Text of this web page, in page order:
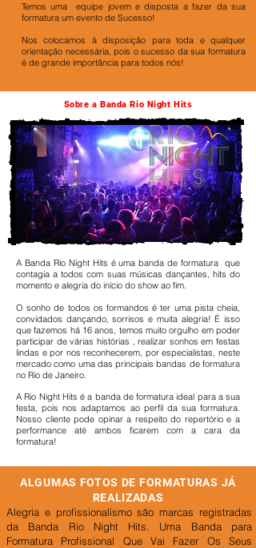
Temos uma equipe jovem e disposta a fazer da sua
formatura um evento de Sucesso!
Nos colocamos à disposição para toda e qualquer
orientação necessária, pois o sucesso da sua formatura
é de grande importância para todos nós!
Sobre a Banda Rio Night Hits
A Banda Rio Night Hits é uma banda de formatura que
contagia a todos com suas músicas dançantes, hits do
momento e alegria do início do show ao fim.
O sonho de todos os formandos é ter uma pista cheia,
convidados dançando, sorrisos e muita alegria! É isso
que fazemos há 16 anos, temos muito orgulho em poder
participar de várias histórias , realizar sonhos em festas
lindas e por nos reconhecerem, por especialistas, neste
mercado como uma das principais bandas de formatura
no Rio de Janeiro.
A Rio Night Hits é a banda de formatura ideal para a sua
festa, pois nos adaptamos ao perfil da sua formatura.
Nosso cliente pode opinar a respeito do repertório e a
performance até ambos ficarem com a cara da
formatura!
ALGUMAS FOTOS DE FORMATURAS JÁ
REALIZADAS
Alegria e profissionalismo são marcas registradas
da Banda Rio Night Hits. Uma Banda para
Formatura Profissional Que Vai Fazer Os Seus